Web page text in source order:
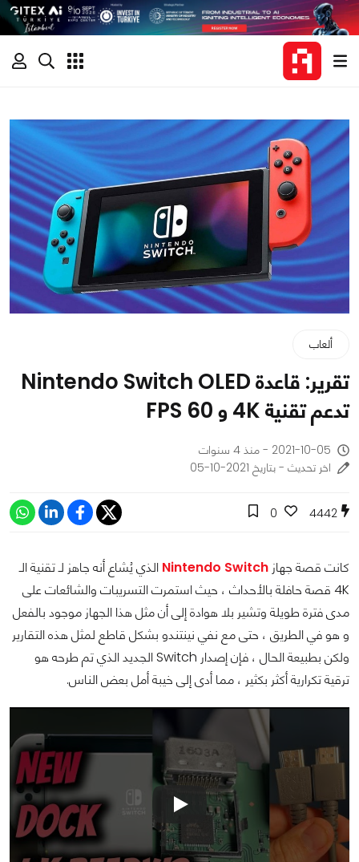
ألعاب
تقرير: قاعدة Nintendo Switch OLED
تدعم تقنية 4K و 60 FPS
2021-10-05 - منذ 4 سنوات
اخر تحديث - بتاريخ 2021-10-05
4442
0
كانت قصة جهاز Nintendo Switch الذي يُشاع أنه جاهز لـ تقنية الـ
4K قصة حافلة بالأحداث ، حيث استمرت التسريبات والشائعات على
مدى فترة طويلة وتشير بلا هوادة إلى أن مثل هذا الجهاز موجود بالفعل
و هو في الطريق ، حتى مع نفي نينتندو بشكل قاطع لمثل هذه التقارير
ولكن بطبيعة الحال ، فإن إصدار Switch الجديد الذي تم طرحه هو
ترقية تكرارية أكثر بكثير ، مما أدى إلى خيبة أمل بعض الناس.